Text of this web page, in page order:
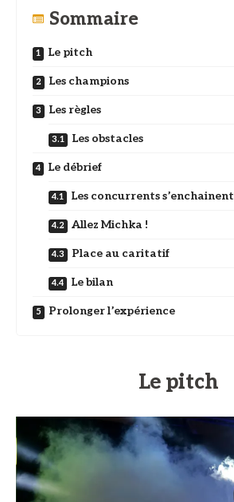
Sommaire
Le pitch
Les champions
Les règles
Les obstacles
Le débrief
Les concurrents s’enchainent
Allez Michka !
Place au caritatif
Le bilan
Prolonger l’expérience
Le pitch